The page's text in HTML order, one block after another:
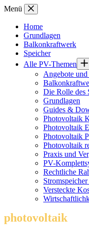
Zum
springen
Menü
Home
Grundlagen
Balkonkraftwerk
Speicher
Alle PV-Themen
Angebote
Die Rolle des
Grundlagen
Guides &
Photovoltaik
Photovoltaik
Photovoltaik
Photovoltaik
Praxis und
PV-
Rechtliche
Versteckte
photovoltaik